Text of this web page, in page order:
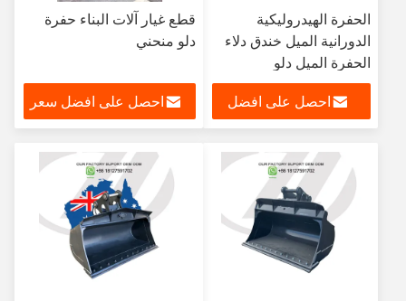
الحفرة الهيدروليكية
الدورانية الميل خندق دلاء
الحفرة الميل دلو
احصل على افضل
قطع غيار آلات البناء حفرة
دلو منحني
احصل على افضل سعر